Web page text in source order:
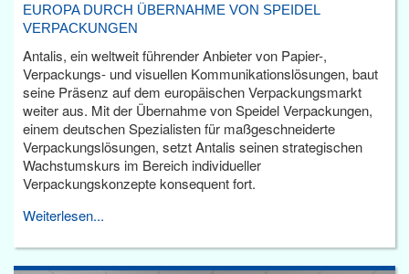
EUROPA DURCH ÜBERNAHME VON SPEIDEL
VERPACKUNGEN
Antalis, ein weltweit führender Anbieter von Papier-,
Verpackungs- und visuellen Kommunikationslösungen, baut
seine Präsenz auf dem europäischen Verpackungsmarkt
weiter aus. Mit der Übernahme von Speidel Verpackungen,
einem deutschen Spezialisten für maßgeschneiderte
Verpackungslösungen, setzt Antalis seinen strategischen
Wachstumskurs im Bereich individueller
Verpackungskonzepte konsequent fort.
Weiterlesen...